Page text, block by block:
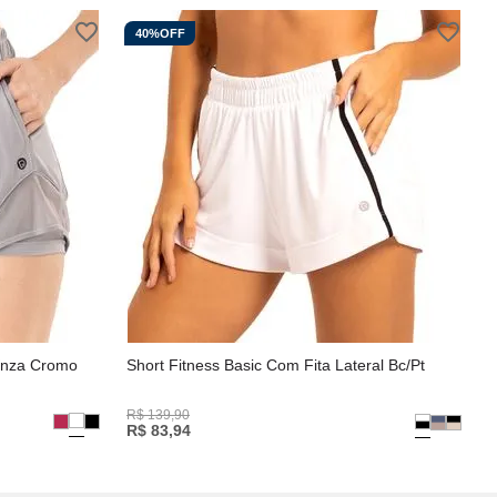
Cromo
40%OFF
Short Fitness Basic Com Fita Lateral Bc/Pt
R$ 139,90
R$ 83,94